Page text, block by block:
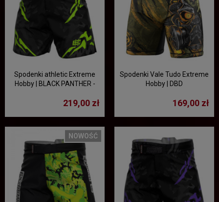
Spodenki athletic Extreme
Hobby | BLACK PANTHER -
219,00 zł
Spodenki Vale Tudo Extreme
Hobby | DBD
169,00 zł
NOWOŚĆ